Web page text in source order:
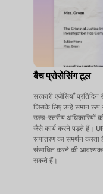
बैच प्रोसेसिंग टूल
सरकारी एजेंसियाँ
जिसके लिए उन्हें समान रूप
उच्च-स्तरीय अधिकारियों
जैसे कार्य करने पड़ते हैं।
रूपांतरण का समर्थन
संसाधित करने की
सकते हैं।